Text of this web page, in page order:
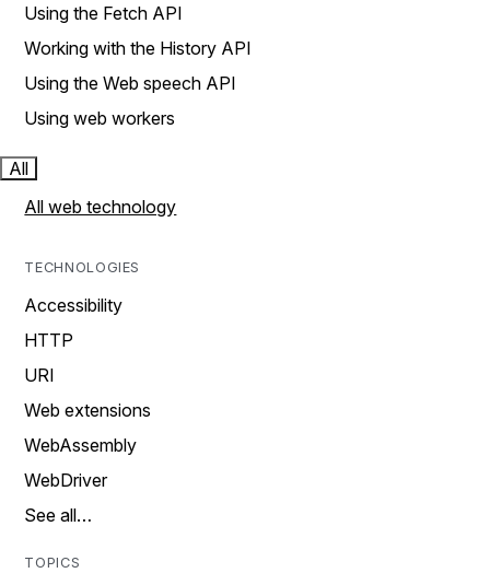
Using the Fetch API
Working with the History API
Using the Web speech API
Using web workers
All
All web technology
TECHNOLOGIES
Accessibility
HTTP
URI
Web extensions
WebAssembly
WebDriver
See all…
TOPICS